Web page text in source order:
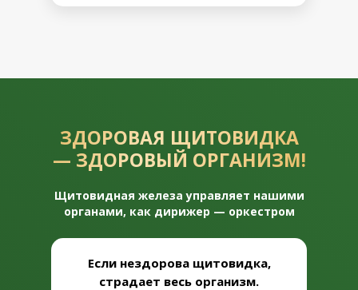
ЗДОРОВАЯ ЩИТОВИДКА
— ЗДОРОВЫЙ ОРГАНИЗМ!
Щитовидная железа управляет нашими
органами, как дирижер — оркестром
Если нездорова щитовидка,
страдает весь организм.